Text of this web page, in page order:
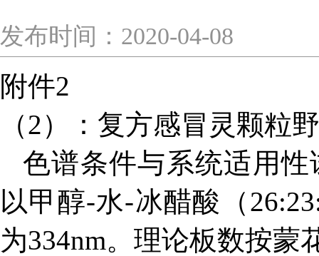
发布时间：2020-04-08
附件2
（2）：复方感冒灵颗粒
色谱条件与系统适用
以甲醇-水-冰醋酸（
为334nm。理论板数按蒙